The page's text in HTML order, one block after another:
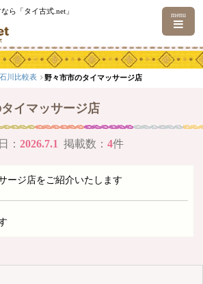
ら「タイ古式.net」 menu
石川比較表 野々市市のタイマッサージ店
イマッサージ店
： 2026.7.1 掲載数： 4件
ージ店をご紹介いたします